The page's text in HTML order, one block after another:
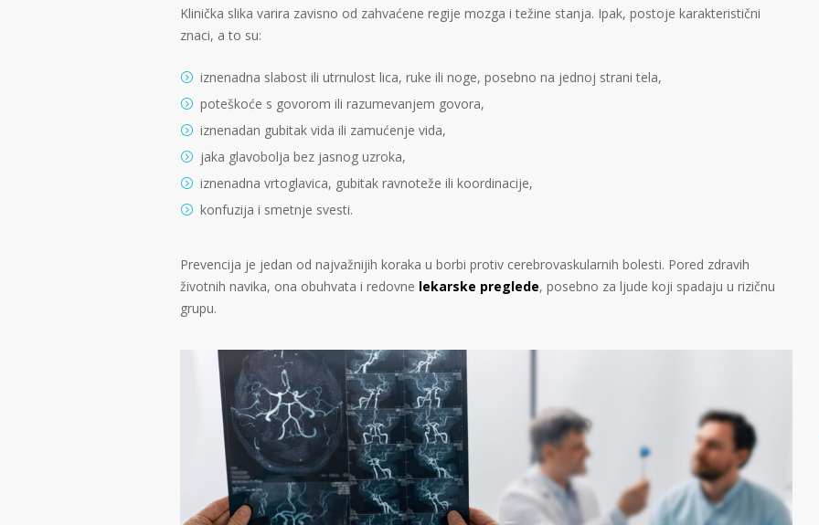
Klinička slika varira zavisno od zahvaćene regije mozga i težine stanja. Ipak, postoje karakteristični
znaci, a to su:
iznenadna slabost ili utrnulost lica, ruke ili noge, posebno na jednoj strani tela,
poteškoće s govorom ili razumevanjem govora,
iznenadan gubitak vida ili zamućenje vida,
jaka glavobolja bez jasnog uzroka,
iznenadna vrtoglavica, gubitak ravnoteže ili koordinacije,
konfuzija i smetnje svesti.
Prevencija je jedan od najvažnijih koraka u borbi protiv cerebrovaskularnih bolesti. Pored zdravih
životnih navika, ona obuhvata i redovne lekarske preglede, posebno za ljude koji spadaju u rizičnu
grupu.